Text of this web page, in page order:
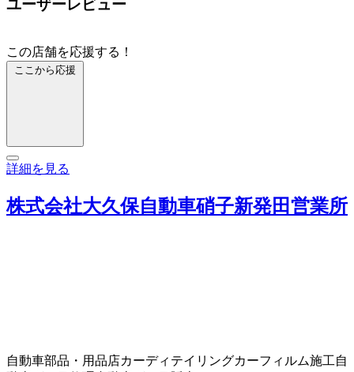
ユーザーレビュー
この店舗を応援する！
ここから応援
詳細を見る
株式会社大久保自動車硝子新発田営業所
自動車部品・用品店カーディテイリングカーフィルム施工自